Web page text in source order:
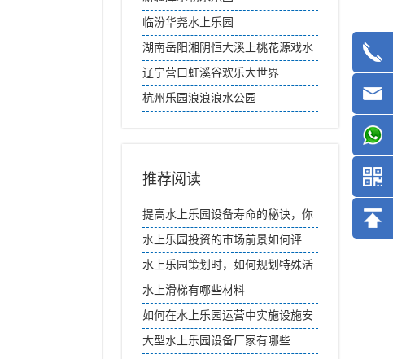
临汾华尧水上乐园
湖南岳阳湘阴恒大溪上桃花源戏水
天地
辽宁营口虹溪谷欢乐大世界
杭州乐园浪浪浪水公园
推荐阅读
提高水上乐园设备寿命的秘诀，你
知道吗？
水上乐园投资的市场前景如何评
估？
水上乐园策划时，如何规划特殊活
动日？
水上滑梯有哪些材料
如何在水上乐园运营中实施设施安
全管理计划？
大型水上乐园设备厂家有哪些